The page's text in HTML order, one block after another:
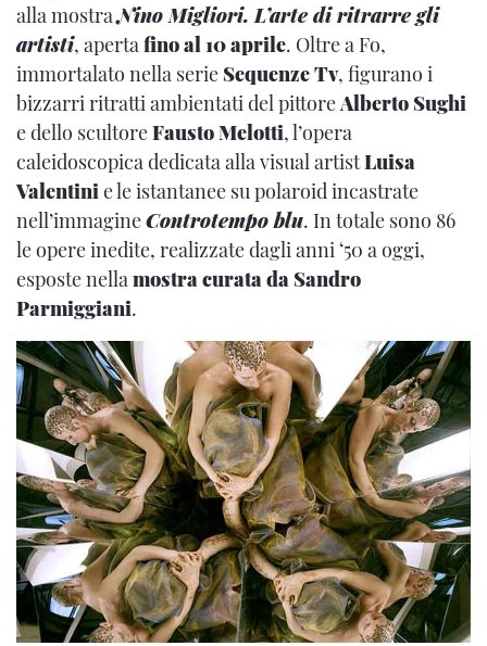
alla mostraNino Migliori. L’arte di ritrarre gli
artisti, aperta fino al 10 aprile. Oltre a Fo,
immortalato nella serie Sequenze Tv, figurano i
bizzarri ritratti ambientati del pittoreAlberto Sughi
e dello scultoreFausto Melotti, l’opera
caleidoscopica dedicata alla visual artistLuisa
Valentini e le istantanee su polaroid incastrate
nell’immagineControtempo blu. In totale sono 86
le opere inedite, realizzate dagli anni ‘50 a oggi,
esposte nella mostra curata da Sandro
Parmiggiani.